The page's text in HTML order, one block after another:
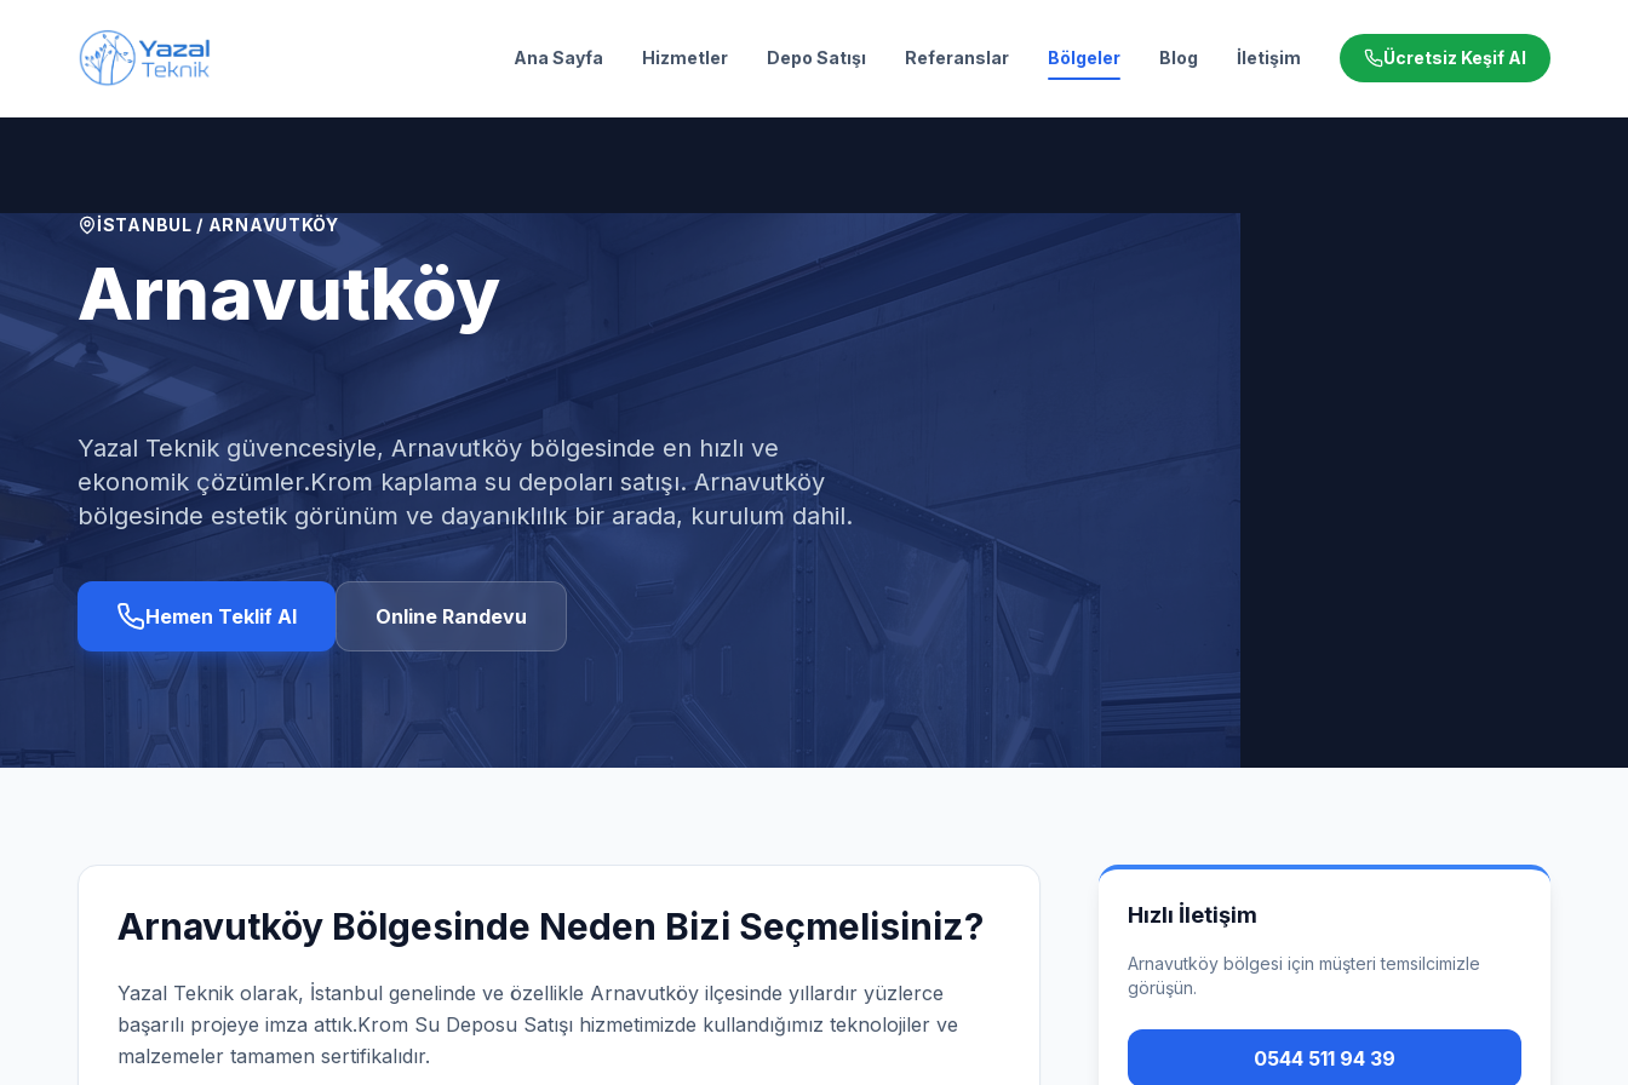
Ana Sayfa Hizmetler Depo Satışı Referanslar Bölgeler Blog İletişim Ücretsiz Keşif Al
İSTANBUL / ARNAVUTKÖY
Arnavutköy
Krom Su Deposu Satışı
Yazal Teknik güvencesiyle, Arnavutköy bölgesinde en hızlı ve
ekonomik çözümler.Krom kaplama su depoları satışı. Arnavutköy
bölgesinde estetik görünüm ve dayanıklılık bir arada, kurulum dahil.
Hemen Teklif Al Online Randevu
Arnavutköy Bölgesinde Neden Bizi Seçmelisiniz?
Yazal Teknik olarak, İstanbul genelinde ve özellikle Arnavutköy ilçesinde yıllardır yüzlerce
başarılı projeye imza attık.Krom Su Deposu Satışı hizmetimizde kullandığımız teknolojiler ve
malzemeler tamamen sertifikalıdır.
Hızlı İletişim
Arnavutköybölgesi için müşteri temsilcimizle
görüşün.
0544 511 94 39